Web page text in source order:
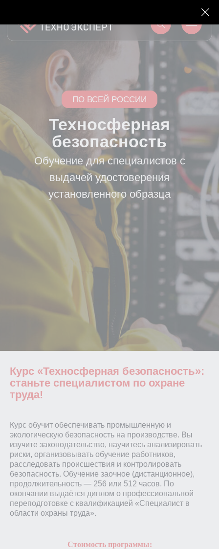
Техносферная
безопасность
ПО ВСЕЙ РОССИИ
Обучение для специалистов с
выдачей удостоверения
установленного образца
Курс «Техносферная безопасность»:
станьте специалистом по охране
труда!
Курс обучит обеспечивать промышленную и
экологическую безопасность на производстве. Вы
изучите законодательство, научитесь анализировать
риски, организовывать обучение работников,
расследовать происшествия и контролировать
безопасность. Обучение заочное (дистанционное),
продолжительность — 256 или 512 часов. По
окончании выдаётся диплом о профессиональной
переподготовке с квалификацией «Специалист в
области охраны труда».
Стоимость программы: